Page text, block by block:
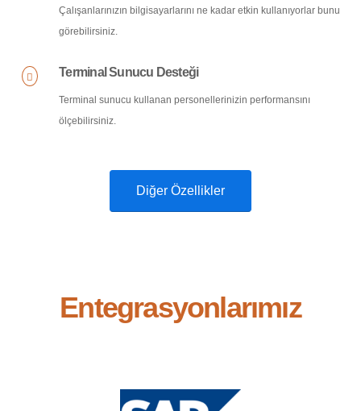
Çalışanlarınızın bilgisayarlarını ne kadar etkin kullanıyorlar bunu
görebilirsiniz.
Terminal Sunucu Desteği
Terminal sunucu kullanan personellerinizin performansını
ölçebilirsiniz.
Diğer Özellikler
Entegrasyonlarımız